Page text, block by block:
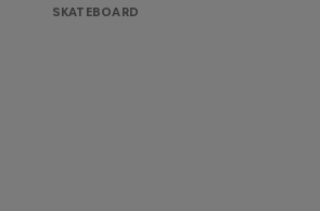
SKATEBOARD